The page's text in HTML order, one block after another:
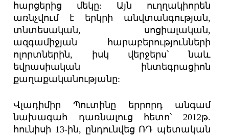
հարցերից մեկը: Այն ուղղակիորեն
առնչվում է երկրի անվտանգության,
տնտեսական, սոցիալական,
ազգամիջյան հարաբերությունների
ոլորտներին, իսկ վերջերս՝ նաև
եվրասիական ինտեգրացիոն
քաղաքականությանը:
Վլադիմիր Պուտինը երրորդ անգամ
նախագահ դառնալուց հետո՝ 2012թ.
հունիսի 13-ին, ընդունվեց ՌԴ պետական